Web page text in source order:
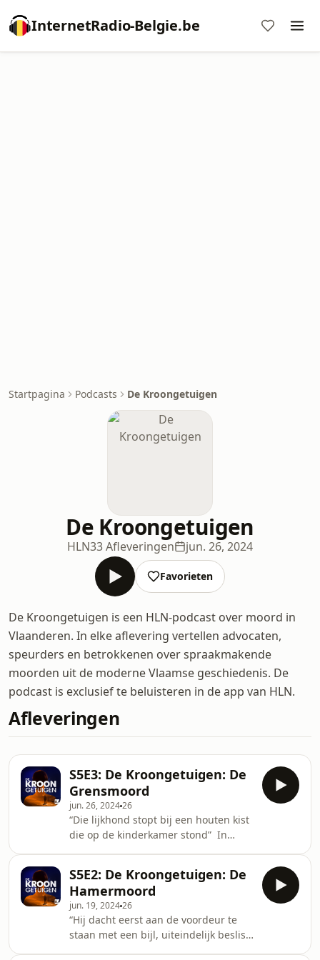
InternetRadio-Belgie.be
Startpagina Podcasts De Kroongetuigen
De Kroongetuigen
HLN33 Afleveringen jun. 26, 2024
Favorieten
De Kroongetuigen is een HLN-podcast over moord in
Vlaanderen. In elke aflevering vertellen advocaten,
speurders en betrokkenen over spraakmakende
moorden uit de moderne Vlaamse geschiedenis. De
podcast is exclusief te beluisteren in de app van HLN.
Afleveringen
S5E3: De Kroongetuigen: De
Grensmoord
jun. 26, 202426
“Die lijkhond stopt bij een houten kist
die op de kinderkamer stond” In
Robert-Jan Breukel met zijn Wit-
Russische vrouw Katarina Khanyak en
hun dochtertje Nicole in de
voormalige Femis Bank. Het is 13 april
2007 wanneer Katarina de laatste
keer van zich laat horen. Haar familie
S5E2: De Kroongetuigen: De
Hamermoord
jun. 19, 202426
“Hij dacht eerst aan de voordeur te
staan met een bijl, uiteindelijk beslist